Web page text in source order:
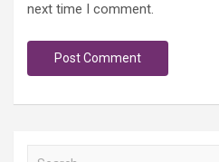
next time I comment.